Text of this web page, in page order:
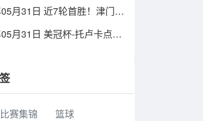
杀
月31日 近7轮首胜！津门虎
月31日 美冠杯-托卢卡点球
比赛集锦
篮球